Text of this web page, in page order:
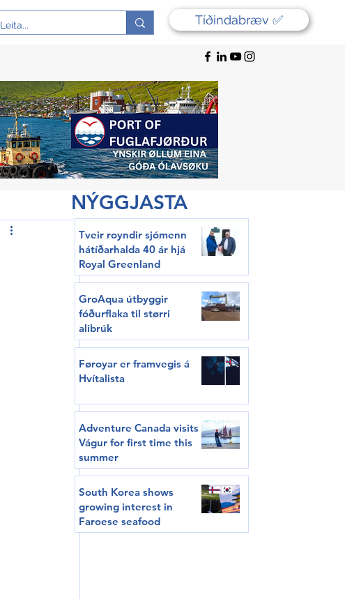
Tíðindabræv ✅
NÝGGJASTA
Tveir royndir sjómenn
hátíðarhalda 40 ár hjá
Royal Greenland
GroAqua útbyggir
fóðurflaka til størri
alibrúk
Føroyar er framvegis á
Hvítalista
Adventure Canada visits
Vágur for first time this
summer
South Korea shows
growing interest in
Faroese seafood